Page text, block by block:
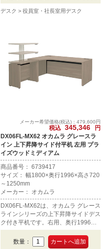
デスク 役員室・社長室用デスク
メーカー希望価格(税込)：479,600円
税込 345,346
円
DX06FL-MX62 オカムラ グレースラ
イン 上下昇降サイド付平机 左用 プラ
イズウッドミディアム
商品番号： 6739417
サイズ： 幅1800×奥行1996×高さ720
～1250mm
メーカー： オカムラ
DX06FL-MX62は、オカムラ グレース
ラインシリーズの上下昇降サイドデス
ク付き平机です。右用、奥行1996m
m。
数量：